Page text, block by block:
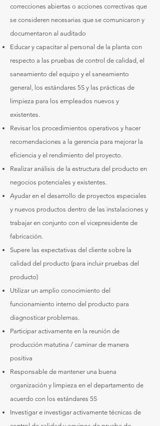
correcciones abiertas o acciones correctivas que
se consideren necesarias que se comunicaron y
documentaron al auditado
Educar y capacitar al personal de la planta con
respecto a las pruebas de control de calidad, el
saneamiento del equipo y el saneamiento
general, los estándares 5S y las prácticas de
limpieza para los empleados nuevos y
existentes.
Revisar los procedimientos operativos y hacer
recomendaciones a la gerencia para mejorar la
eficiencia y el rendimiento del proyecto.
Realizar análisis de la estructura del producto en
negocios potenciales y existentes.
Ayudar en el desarrollo de proyectos especiales
y nuevos productos dentro de las instalaciones y
trabajar en conjunto con el vicepresidente de
fabricación.
Supere las expectativas del cliente sobre la
calidad del producto (para incluir pruebas del
producto)
Utilizar un amplio conocimiento del
funcionamiento interno del producto para
diagnosticar problemas.
Participar activamente en la reunión de
producción matutina / caminar de manera
positiva
Responsable de mantener una buena
organización y limpieza en el departamento de
acuerdo con los estándares 5S
Investigar e investigar activamente técnicas de